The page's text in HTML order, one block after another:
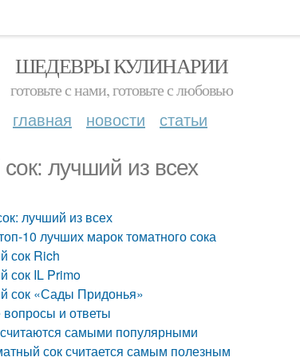
ШЕДЕВРЫ КУЛИНАРИИ
готовьте с нами, готовьте с любовью
главная новости статьи
лучший из всех
лучший из всех
10 лучших марок томатного сока
сок Rich
сок IL Primo
сок «Сады Придонья»
и ответы
считаются самыми популярными
сок считается самым полезным